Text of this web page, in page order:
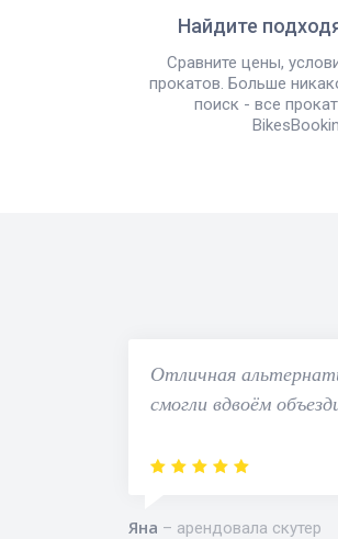
Найдите
Сравните цены,
прокатов. Больше
поиск - все
Отличная
смогли вдвоём
Яна арендовала скутер